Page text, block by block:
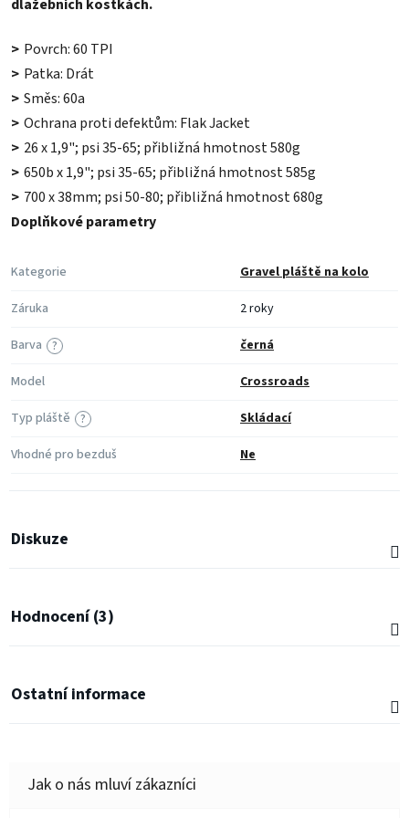
dlažebních kostkách.
> Povrch: 60 TPI
> Patka: Drát
> Směs: 60a
> Ochrana proti defektům: Flak Jacket
> 26 x 1,9"; psi 35-65; přibližná hmotnost 580g
> 650b x 1,9"; psi 35-65; přibližná hmotnost 585g
> 700 x 38mm; psi 50-80; přibližná hmotnost 680g
Doplňkové parametry
Kategorie
Gravel pláště na kolo
Záruka
2 roky
?
Barva
černá
Model
Crossroads
?
Typ pláště
Skládací
Vhodné pro bezduš
Ne
Diskuze
Hodnocení (3)
Ostatní informace